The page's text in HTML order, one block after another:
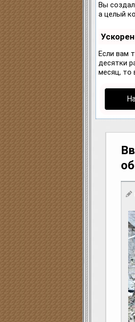
Вы
а целый
Если вам
десятки
месяц, то